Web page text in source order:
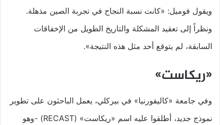
ويقول فوميل: «كانت نسبة النجاح في تجربة الصين مذهلة.
ونظراً إلى تعقيد المشكلة والتاريخ الطويل من الإخفاقات
السابقة، لم يتوقع أحد مثل هذه النتيجة».
«ريكاست»
وفي جامعة «كاليفورنيا» في بيركلي، يعمل الباحثون على تطوير
نموذج جديد، أطلقوا عليه اسم «ريكاست» (RECAST) -وهو